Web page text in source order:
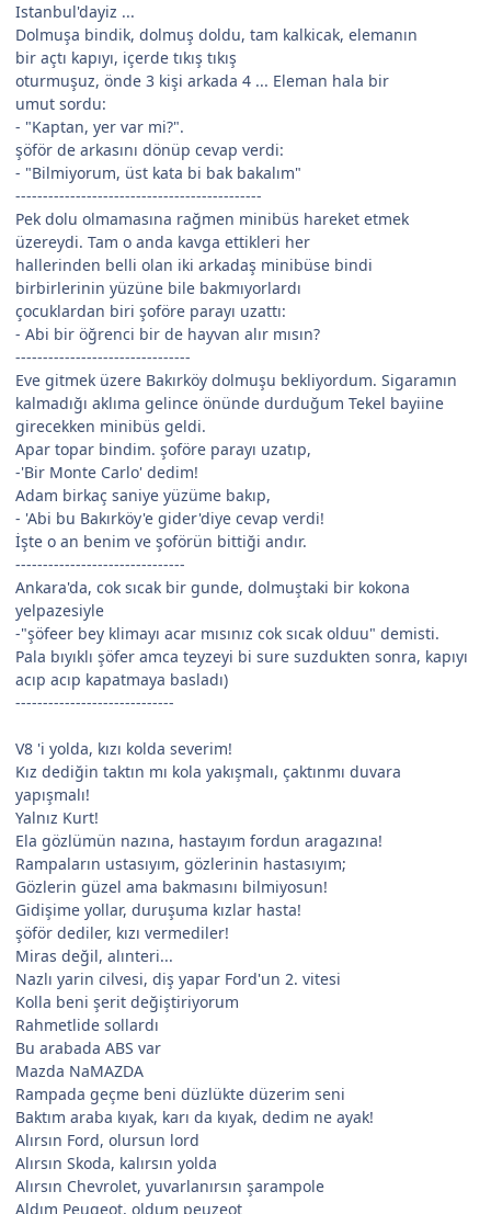
Istanbul'dayiz ...
Dolmuşa bindik, dolmuş doldu, tam kalkicak, elemanın
bir açtı kapıyı, içerde tıkış tıkış
oturmuşuz, önde 3 kişi arkada 4 ... Eleman hala bir
umut sordu:
- "Kaptan, yer var mi?".
şöför de arkasını dönüp cevap verdi:
- "Bilmiyorum, üst kata bi bak bakalım"
---------------------------------------------
Pek dolu olmamasına rağmen minibüs hareket etmek
üzereydi. Tam o anda kavga ettikleri her
hallerinden belli olan iki arkadaş minibüse bindi
birbirlerinin yüzüne bile bakmıyorlardı
çocuklardan biri şoföre parayı uzattı:
- Abi bir öğrenci bir de hayvan alır mısın?
--------------------------------
Eve gitmek üzere Bakırköy dolmuşu bekliyordum. Sigaramın
kalmadığı aklıma gelince önünde durduğum Tekel bayiine
girecekken minibüs geldi.
Apar topar bindim. şoföre parayı uzatıp,
-'Bir Monte Carlo' dedim!
Adam birkaç saniye yüzüme bakıp,
- 'Abi bu Bakırköy'e gider'diye cevap verdi!
İşte o an benim ve şoförün bittiği andır.
-------------------------------
Ankara'da, cok sıcak bir gunde, dolmuştaki bir kokona
yelpazesiyle
-"şöfeer bey klimayı acar mısınız cok sıcak olduu" demisti.
Pala bıyıklı şöfer amca teyzeyi bi sure suzdukten sonra, kapıyı
acıp acıp kapatmaya basladı)
-----------------------------
V8 'i yolda, kızı kolda severim!
Kız dediğin taktın mı kola yakışmalı, çaktınmı duvara
yapışmalı!
Yalnız Kurt!
Ela gözlümün nazına, hastayım fordun aragazına!
Rampaların ustasıyım, gözlerinin hastasıyım;
Gözlerin güzel ama bakmasını bilmiyosun!
Gidişime yollar, duruşuma kızlar hasta!
şöför dediler, kızı vermediler!
Miras değil, alınteri...
Nazlı yarin cilvesi, diş yapar Ford'un 2. vitesi
Kolla beni şerit değiştiriyorum
Rahmetlide sollardı
Bu arabada ABS var
Mazda NaMAZDA
Rampada geçme beni düzlükte düzerim seni
Baktım araba kıyak, karı da kıyak, dedim ne ayak!
Alırsın Ford, olursun lord
Alırsın Skoda, kalırsın yolda
Alırsın Chevrolet, yuvarlanırsın şarampole
Aldım Peugeot, oldum peuzeot